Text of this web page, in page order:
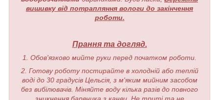
вишивку від потрапляння вологи до закінчення
роботи.
Прання та догляд.
1. Обов'язково мийте руки перед початком роботи.
2. Готову роботу постирайте в холодній або теплій
воді до 30 градусів Цельсія, з м'яким мийним засобом
без вибілювачів. Міняйте воду кілька разів до повного
зникнення барвника з канви. Не триті та не